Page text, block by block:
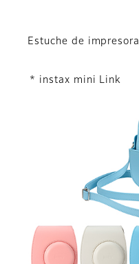
Estuche de impresora
* instax mini Link